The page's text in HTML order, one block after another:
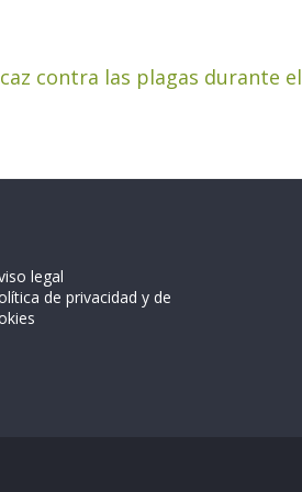
contra las plagas durante el
legal
de privacidad y de